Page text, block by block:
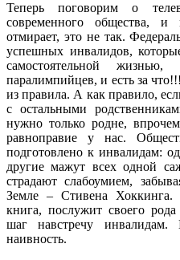
Теперь поговорим о
современного общества, и
отмирает, это не так.
успешных инвалидов,
самостоятельной
паралимпийцев, и есть за
из правила. А как правило,
с остальными
нужно только родне,
равноправие у нас.
подготовлено к инвалидам:
другие мажут всех одной
страдают слабоумием,
Земле – Стивена
книга, послужит своего
шаг навстречу
наивность.